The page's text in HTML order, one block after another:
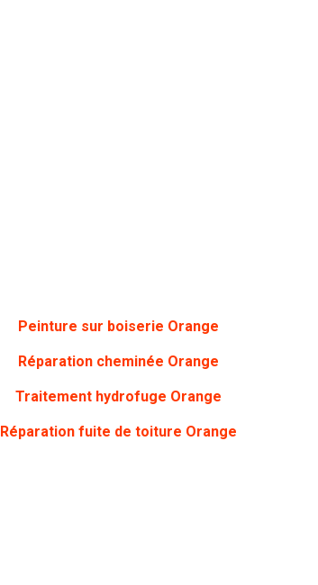
Peinture sur boiserie Orange
Réparation cheminée Orange
Traitement hydrofuge Orange
Réparation fuite de toiture Orange